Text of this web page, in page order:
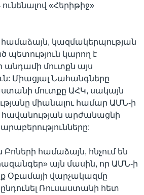
ունենալով «Հերիթիջ»
համաձայն, կազմակերպության
կարող է
անդամի մուտքն այս
Միացյալ Նահանգները
մուտքը ԱՀԿ, սակայն
միանալու համար ԱՄՆ-ի
հավանության արժանացնի
համաձայն, հնչում են
այն մասին, որ ԱՄՆ-ի
վարչակազմը
Ռուսաստանի հետ